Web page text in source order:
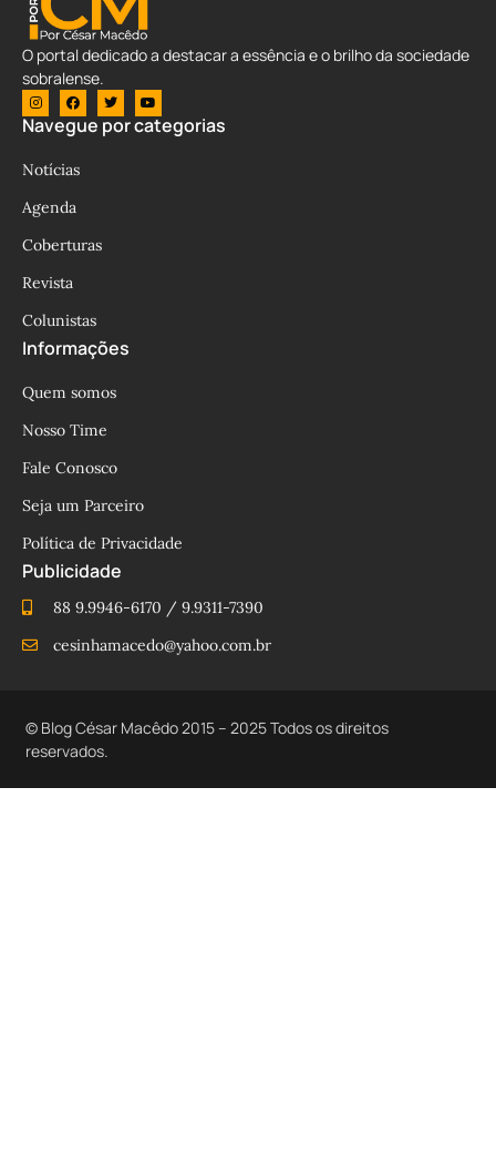
O portal dedicado a destacar a essência e o brilho da sociedade
sobralense.
Navegue por categorias
Notícias
Agenda
Coberturas
Revista
Colunistas
Informações
Quem somos
Nosso Time
Fale Conosco
Seja um Parceiro
Política de Privacidade
Publicidade
88 9.9946-6170 / 9.9311-7390
cesinhamacedo@yahoo.com.br
© Blog César Macêdo 2015 – 2025 Todos os direitos
reservados.